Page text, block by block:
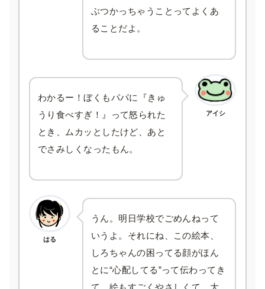
ぶつかっちゃうことってよくあ
ることだよ。
アイシ
わかるー！ぼくもパパに『きゅ
うり食べすぎ！』って怒られた
とき、ムカッとしたけど、あと
でさみしくなったもん。
はる
うん。明日学校でごめんねって
いうよ。それにね、この絵本、
しろちゃんの困ってる顔がほん
とに“心配してる”って伝わってき